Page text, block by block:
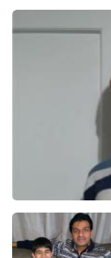
Sex a
Sledujte
Sledujte nás